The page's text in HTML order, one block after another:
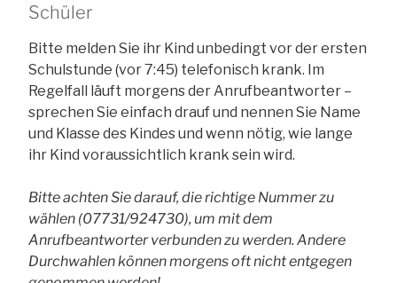
Schüler
Bitte melden Sie ihr Kind unbedingt vor der ersten
Schulstunde (vor 7:45) telefonisch krank. Im
Regelfall läuft morgens der Anrufbeantworter –
sprechen Sie einfach drauf und nennen Sie Name
und Klasse des Kindes und wenn nötig, wie lange
ihr Kind voraussichtlich krank sein wird.
Bitte achten Sie darauf, die richtige Nummer zu
wählen (07731/924730), um mit dem
Anrufbeantworter verbunden zu werden. Andere
Durchwahlen können morgens oft nicht entgegen